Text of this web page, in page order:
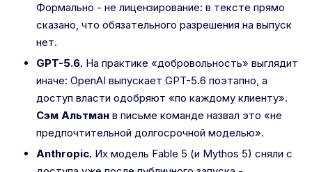
Формально - не лицензирование: в тексте прямо
сказано, что обязательного разрешения на выпуск
нет.
GPT-5.6. На практике «добровольность» выглядит
иначе: OpenAI выпускает GPT-5.6 поэтапно, а
доступ власти одобряют «по каждому клиенту».
Сэм Альтман в письме команде назвал это «не
предпочтительной долгосрочной моделью».
Anthropic. Их модель Fable 5 (и Mythos 5) сняли с